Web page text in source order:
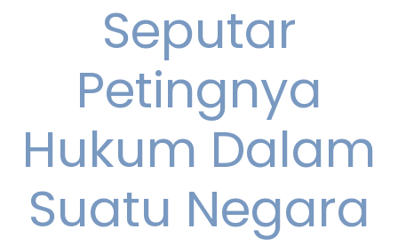
Seputar
Petingnya
Hukum Dalam
Suatu Negara